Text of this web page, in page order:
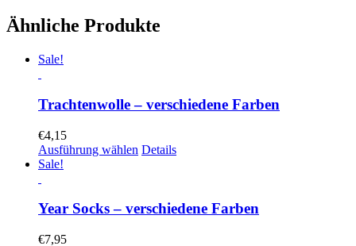
Ähnliche Produkte
Sale!
Trachtenwolle – verschiedene Farben
€4,15
Ausführung wählen Details
Sale!
Year Socks – verschiedene Farben
€7,95